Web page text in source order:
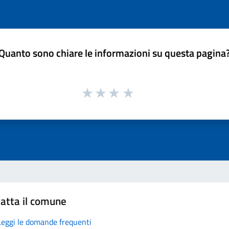
sono chiare le informazioni su questa
il comune
le domande frequenti